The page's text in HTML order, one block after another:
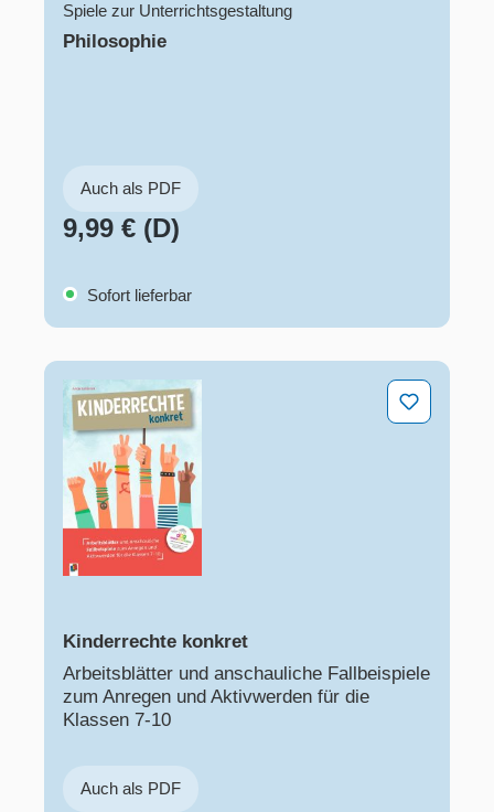
Spiele zur Unterrichtsgestaltung
Philosophie
Auch als PDF
9,99 € (D)
Sofort lieferbar
Kinderrechte konkret
Kinderrechte konkret
Arbeitsblätter und anschauliche Fallbeispiele
zum Anregen und Aktivwerden für die
Klassen 7-10
Auch als PDF